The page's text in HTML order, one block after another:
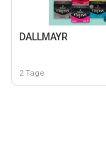
DALLMAYR
2 Tage